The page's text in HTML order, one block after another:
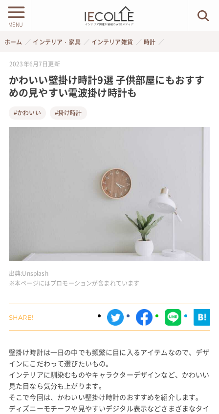
MENU
ホーム インテリア・家具 インテリア雑貨 時計
2023年6月7日更新
かわいい壁掛け時計9選 子供部屋にもおすす
めの見やすい電波掛け時計も
#かわいい #掛け時計
出典:Unsplash
※本ページにはプロモーションが含まれています
壁掛け時計は一日の中でも頻繁に目に入るアイテムなので、デザ
インにこだわって選びたいもの。
インテリアに馴染むものやキャラクターデザインなど、かわいい
見た目なら気分も上がります。
そこで今回は、かわいい壁掛け時計のおすすめを紹介します。
ディズニーモチーフや見やすいデジタル表示などさまざまなタイ